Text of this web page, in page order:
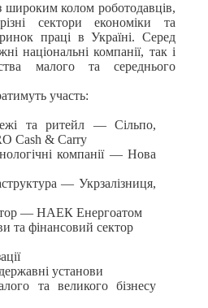
широким колом роботодавців,
сектори економіки та
праці в Україні. Серед
національні компанії, так і
малого та середнього
участь:
та ритейл — Сільпо,
Cash & Carry
компанії — Нова
— Укрзалізниця,
— НАЕК Енергоатом
та фінансовий сектор
установи
та великого бізнесу